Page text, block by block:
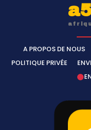
A PROPOS DE NOUS
POLITIQUE PRIVÉE